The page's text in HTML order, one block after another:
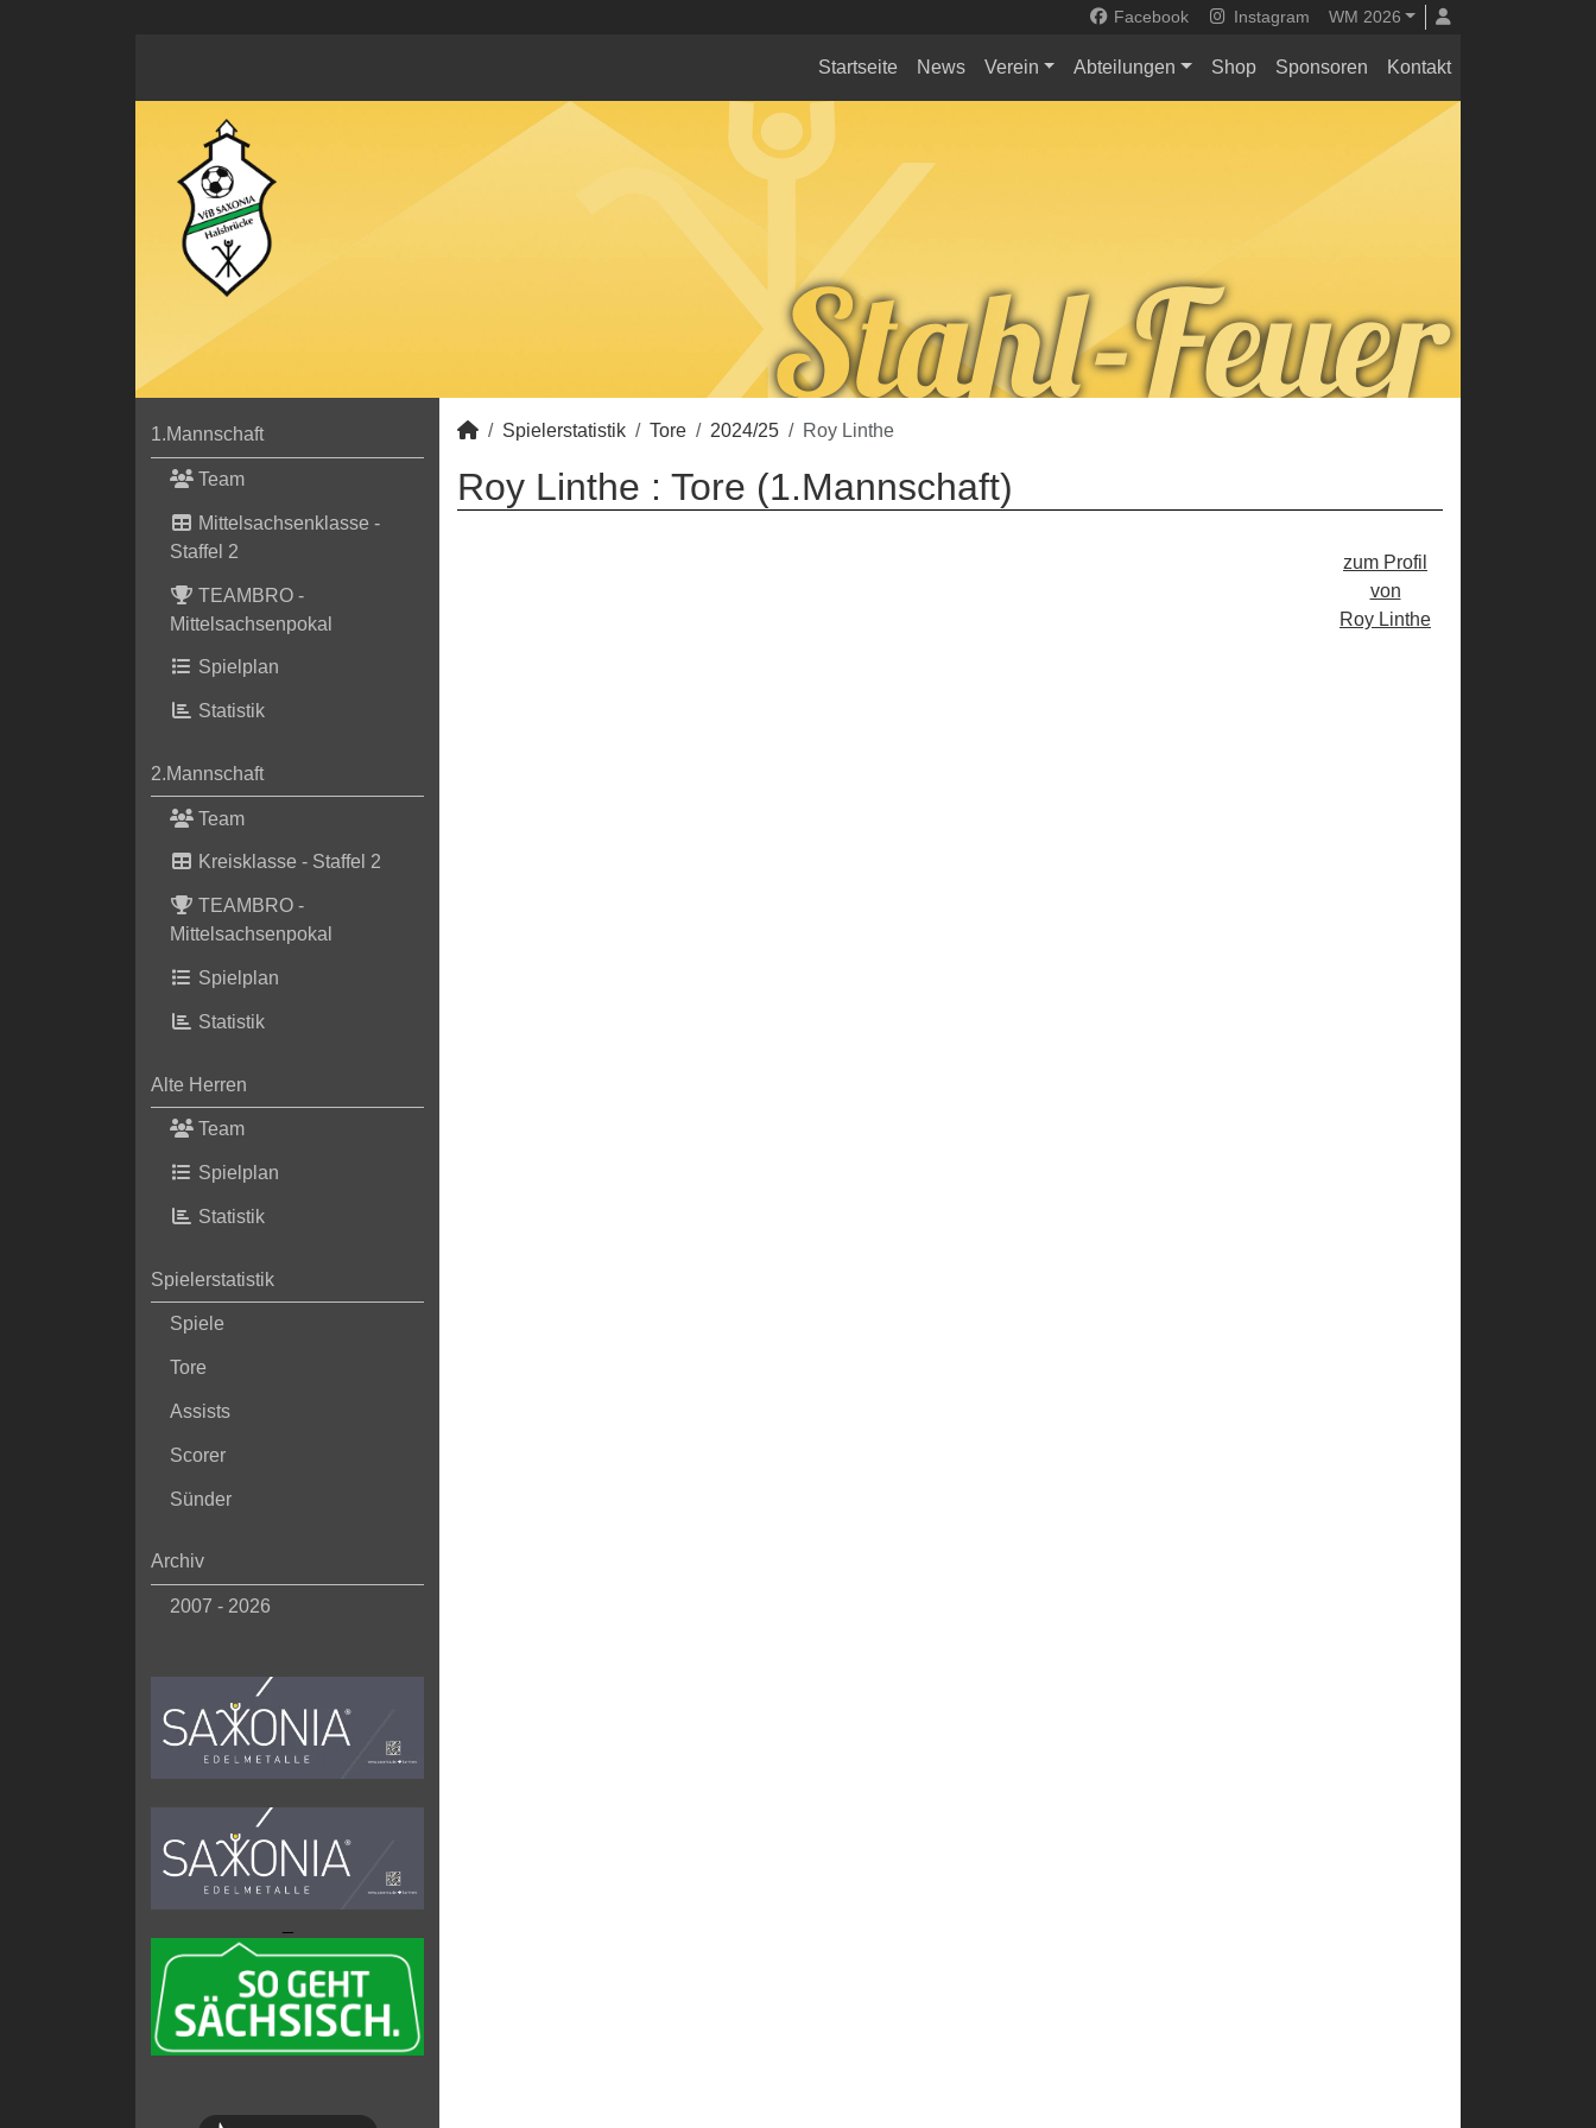
Facebook Instagram WM 2026
Startseite News Verein Abteilungen Shop Sponsoren Kontakt
1.Mannschaft
Team
Mittelsachsenklasse -
Staffel 2
TEAMBRO -
Mittelsachsenpokal
Spielplan
Statistik
2.Mannschaft
Team
Kreisklasse - Staffel 2
TEAMBRO -
Mittelsachsenpokal
Spielplan
Statistik
Alte Herren
Team
Spielplan
Statistik
Spielerstatistik
Spiele
Tore
Assists
Scorer
Sünder
Archiv
2007 - 2026
Spielerstatistik Tore 2024/25 Roy Linthe
Roy Linthe : Tore (1.Mannschaft)
zum Profil
von
Roy Linthe